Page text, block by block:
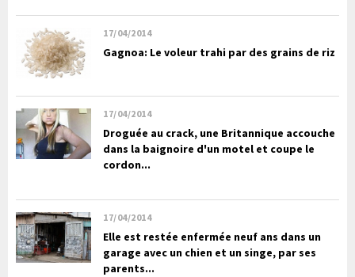
17/04/2014
Gagnoa: Le voleur trahi par des grains de riz
17/04/2014
Droguée au crack, une Britannique accouche
dans la baignoire d'un motel et coupe le
cordon...
17/04/2014
Elle est restée enfermée neuf ans dans un
garage avec un chien et un singe, par ses
parents...